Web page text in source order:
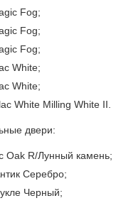
Fog;
Fog;
Fog;
White;
White;
White Milling White II.
двери:
Oak R/Лунный камень;
Серебро;
Черный;